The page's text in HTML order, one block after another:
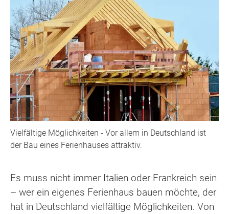
Vielfältige Möglichkeiten - Vor allem in Deutschland ist
der Bau eines Ferienhauses attraktiv.
Es muss nicht immer Italien oder Frankreich sein
– wer ein eigenes Ferienhaus bauen möchte, der
hat in Deutschland vielfältige Möglichkeiten. Von